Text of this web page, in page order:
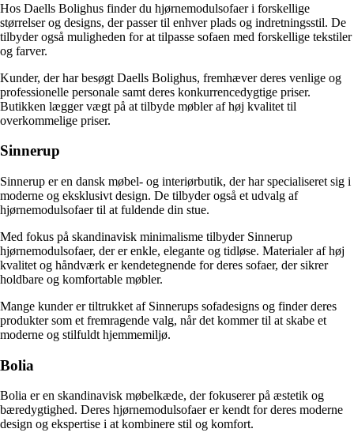
Hos Daells Bolighus finder du hjørnemodulsofaer i forskellige
størrelser og designs, der passer til enhver plads og indretningsstil. De
tilbyder også muligheden for at tilpasse sofaen med forskellige tekstiler
og farver.
Kunder, der har besøgt Daells Bolighus, fremhæver deres venlige og
professionelle personale samt deres konkurrencedygtige priser.
Butikken lægger vægt på at tilbyde møbler af høj kvalitet til
overkommelige priser.
Sinnerup
Sinnerup er en dansk møbel- og interiørbutik, der har specialiseret sig i
moderne og eksklusivt design. De tilbyder også et udvalg af
hjørnemodulsofaer til at fuldende din stue.
Med fokus på skandinavisk minimalisme tilbyder Sinnerup
hjørnemodulsofaer, der er enkle, elegante og tidløse. Materialer af høj
kvalitet og håndværk er kendetegnende for deres sofaer, der sikrer
holdbare og komfortable møbler.
Mange kunder er tiltrukket af Sinnerups sofadesigns og finder deres
produkter som et fremragende valg, når det kommer til at skabe et
moderne og stilfuldt hjemmemiljø.
Bolia
Bolia er en skandinavisk møbelkæde, der fokuserer på æstetik og
bæredygtighed. Deres hjørnemodulsofaer er kendt for deres moderne
design og ekspertise i at kombinere stil og komfort.